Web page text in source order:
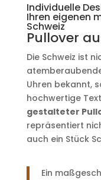
Individuelle
Ihren eigenen
Schweiz
Pullover
Die Schweiz ist
Uhren bekannt,
hochwertige
gestalteter
repräsentiert
auch ein Stück
Ein